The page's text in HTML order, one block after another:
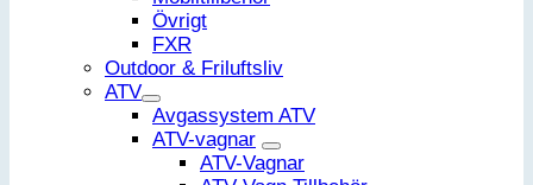
Övrigt
FXR
Outdoor & Friluftsliv
ATV
Avgassystem ATV
ATV-vagnar
ATV-Vagnar